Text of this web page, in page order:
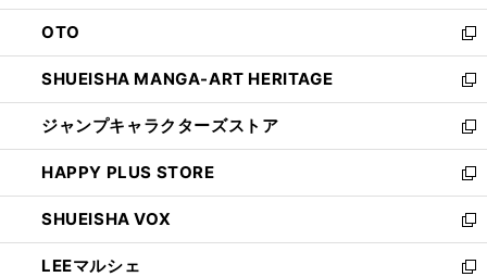
ウ
で
開
く
ン
ド
ウ
で
開
く
OTO
新
し
い
ウ
ィ
ン
ド
ウ
で
開
く
SHUEISHA MANGA-ART HERITAGE
新
し
い
ウ
ィ
ン
ド
ウ
で
ジャンプキャラクターズストア
新
し
い
ウ
ィ
ン
ド
HAPPY PLUS STORE
新
し
い
ウ
ィ
SHUEISHA VOX
新
し
い
LEEマルシェ
新